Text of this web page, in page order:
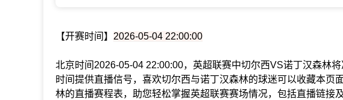
【开赛时间】 2026-05-04 22:00:00
北京时间2026-05-04 22:00:00，英超联赛中切尔西VS诺丁汉森林
时间提供直播信号，喜欢切尔西与诺丁汉森林的球迷可以收藏本页
林的直播赛程表，助您轻松掌握英超联赛赛场情况，包括直播链接